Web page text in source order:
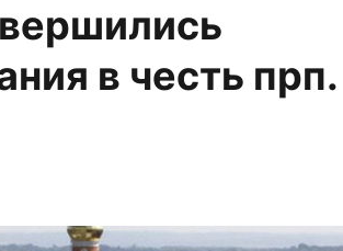
в честь прп.